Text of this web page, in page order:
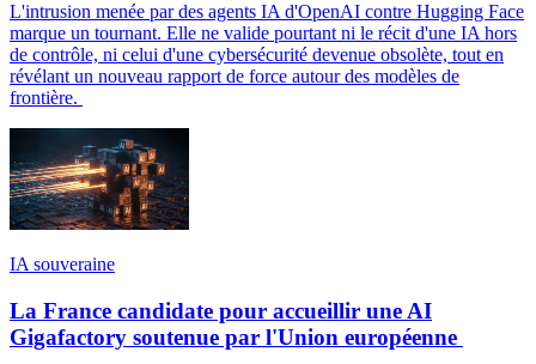
L'intrusion menée par des agents IA d'OpenAI contre Hugging Face
marque un tournant. Elle ne valide pourtant ni le récit d'une IA hors
de contrôle, ni celui d'une cybersécurité devenue obsolète, tout en
révélant un nouveau rapport de force autour des modèles de
frontière.
IA souveraine
La France candidate pour accueillir une AI
Gigafactory soutenue par l'Union européenne